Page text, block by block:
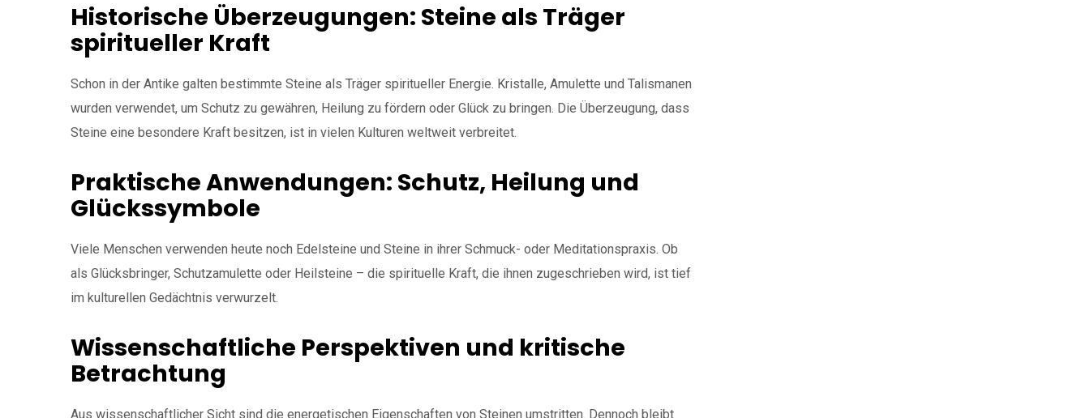
Historische Überzeugungen: Steine als Träger
spiritueller Kraft
Schon in der Antike galten bestimmte Steine als Träger spiritueller Energie. Kristalle, Amulette und Talismanen
wurden verwendet, um Schutz zu gewähren, Heilung zu fördern oder Glück zu bringen. Die Überzeugung, dass
Steine eine besondere Kraft besitzen, ist in vielen Kulturen weltweit verbreitet.
Praktische Anwendungen: Schutz, Heilung und
Glückssymbole
Viele Menschen verwenden heute noch Edelsteine und Steine in ihrer Schmuck- oder Meditationspraxis. Ob
als Glücksbringer, Schutzamulette oder Heilsteine – die spirituelle Kraft, die ihnen zugeschrieben wird, ist tief
im kulturellen Gedächtnis verwurzelt.
Wissenschaftliche Perspektiven und kritische
Betrachtung
Aus wissenschaftlicher Sicht sind die energetischen Eigenschaften von Steinen umstritten. Dennoch bleibt